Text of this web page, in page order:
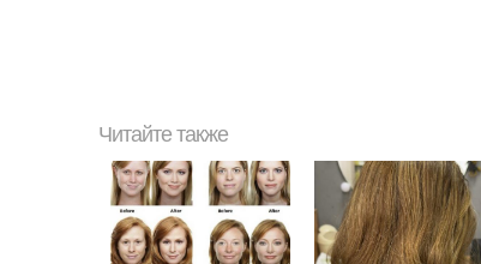
Читайте также